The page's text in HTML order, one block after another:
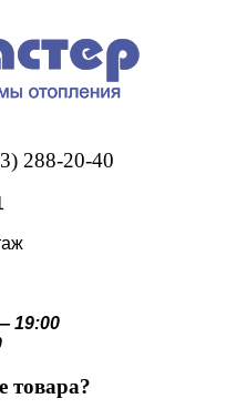
288-20-40
19:00
товара?